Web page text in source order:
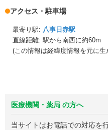
アクセス・駐車場
最寄り駅: 八事日赤駅
直線距離: 駅から南西に約60m
(この情報は経緯度情報を元に生
医療機関・薬局 の方へ
当サイトはお電話での対応を